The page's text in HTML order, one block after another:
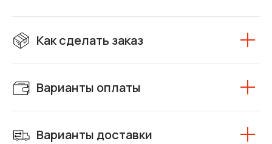
Как сделать заказ
Варианты оплаты
Варианты доставки